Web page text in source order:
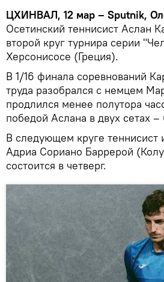
ЦХИНВАЛ, 12 мар – Sputnik,
Осетинский теннисист Аслан
второй круг турнира серии
Херсонисосе (Греция).
В 1/16 финала соревнований
труда разобрался с немцем
продлился менее полутора
победой Аслана в двух сетах
В следующем круге теннисист
Адриа Сориано Баррерой
состоится в четверг.